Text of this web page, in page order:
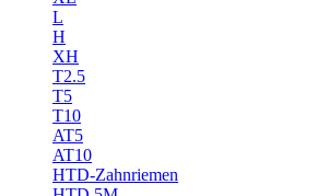
L
H
XH
T2.5
T5
T10
AT5
AT10
HTD-Zahnriemen